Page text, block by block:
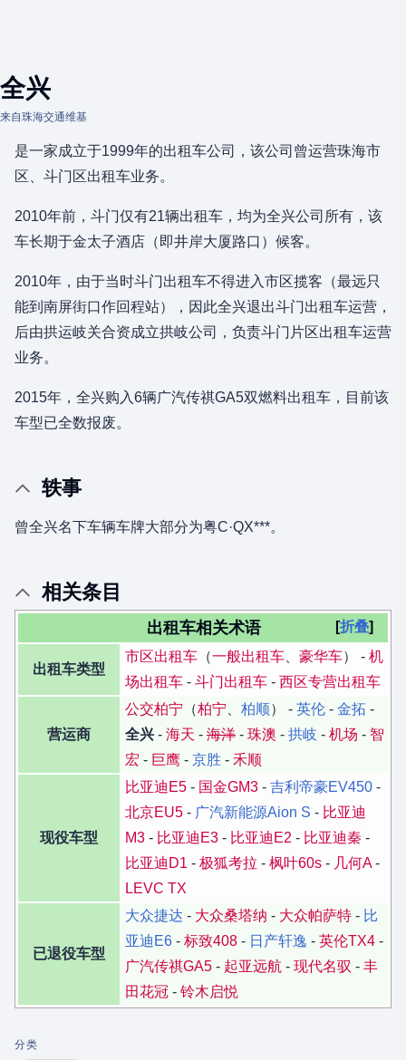
全兴
来自珠海交通维基
是一家成立于1999年的出租车公司，该公司曾运营珠海市
区、斗门区出租车业务。
2010年前，斗门仅有21辆出租车，均为全兴公司所有，该
车长期于金太子酒店（即井岸大厦路口）候客。
2010年，由于当时斗门出租车不得进入市区揽客（最远只
能到南屏街口作回程站），因此全兴退出斗门出租车运营，
后由拱运岐关合资成立拱岐公司，负责斗门片区出租车运营
业务。
2015年，全兴购入6辆广汽传祺GA5双燃料出租车，目前该
车型已全数报废。
轶事
曾全兴名下车辆车牌大部分为粤C·QX***。
相关条目
折叠
出租车相关术语
出租车类型
市区出租车 （一般出租车 豪华车） - 机
场出租车 - 斗门出租车 - 西区专营出租车
营运商
公交柏宁 （柏宁 柏顺） - 英伦 - 金拓 -
全兴 - 海天 - 海洋 - 珠澳 - 拱岐 - 机场 - 智
宏 - 巨鹰 - 京胜 - 禾顺
现役车型
比亚迪E5 - 国金GM3 - 吉利帝豪EV450 -
北京EU5 - 广汽新能源Aion S - 比亚迪
M3 - 比亚迪E3 - 比亚迪E2 - 比亚迪秦 -
比亚迪D1 - 极狐考拉 - 枫叶60s - 几何A-
LEVC TX
已退役车型
大众捷达 - 大众桑塔纳 - 大众帕萨特 - 比
亚迪E6 - 标致408 - 日产轩逸 - 英伦TX4 -
广汽传祺GA5 - 起亚远航 - 现代名驭 - 丰
田花冠 - 铃木启悦
分类